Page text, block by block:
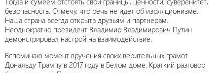
безопасность. Отмечу, что речь не идет об изоляционизме.
Наша страна всегда открыта друзьям и партнерам.
Неоднократно президент Владимир Владимирович Путин
демонстрировал настрой на взаимодействие.
Вспоминаю момент вручения своих верительных грамот
Дональду Трампу в 2017 году в Белом доме. Краткий разговор